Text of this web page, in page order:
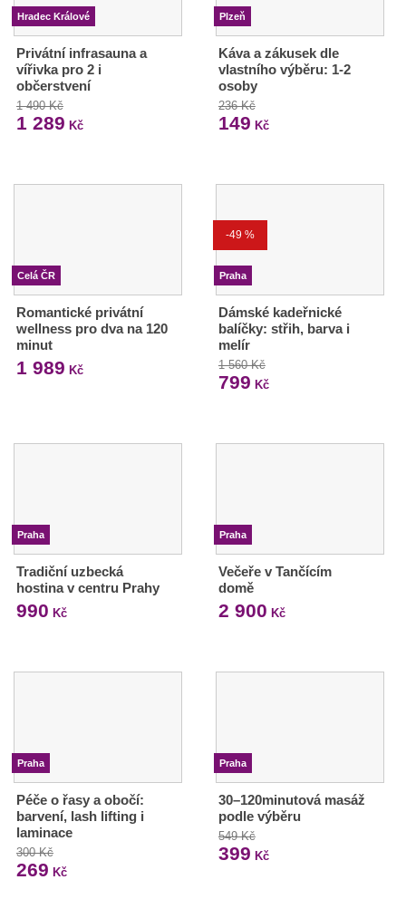
Hradec Králové
Privátní infrasauna a
vířivka pro 2 i
občerstvení
1 490 Kč
1 289 Kč
Plzeň
Káva a zákusek dle
vlastního výběru: 1-2
osoby
236 Kč
149 Kč
Celá ČR
Romantické privátní
wellness pro dva na 120
minut
1 989 Kč
-49 %
Praha
Dámské kadeřnické
balíčky: střih, barva i
melír
1 560 Kč
799 Kč
Praha
Tradiční uzbecká
hostina v centru Prahy
990 Kč
Praha
Večeře v Tančícím
domě
2 900 Kč
Praha
Péče o řasy a obočí:
barvení, lash lifting i
laminace
300 Kč
269 Kč
Praha
30–120minutová masáž
podle výběru
549 Kč
399 Kč